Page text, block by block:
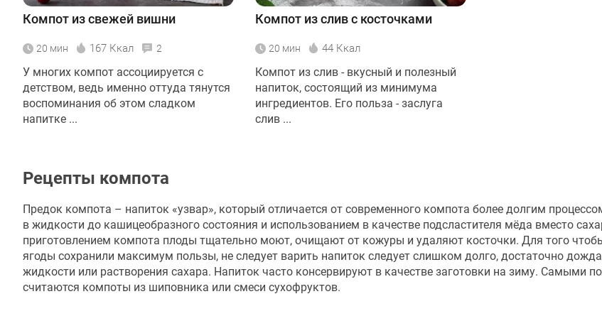
Компот из свежей вишни
20 мин 167 Ккал 2
У многих компот ассоциируется с
детством, ведь именно оттуда тянутся
воспоминания об этом сладком
напитке ...
Компот из слив с косточками
20 мин 44 Ккал
Компот из слив - вкусный и полезный
напиток, состоящий из минимума
ингредиентов. Его польза - заслуга
слив ...
Рецепты компота
Предок компота – напиток «узвар», который отличается от современного компота более долгим
в жидкости до кашицеобразного состояния и использованием в качестве подсластителя мёда вместо
приготовлением компота плоды тщательно моют, очищают от кожуры и удаляют косточки. Для того
ягоды сохранили максимум пользы, не следует варить напиток следует слишком долго, достаточно
жидкости или растворения сахара. Напиток часто консервируют в качестве заготовки на зиму. Самыми
считаются компоты из шиповника или смеси сухофруктов.